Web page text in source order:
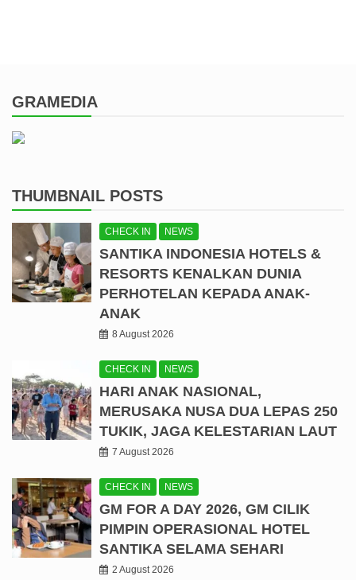
GRAMEDIA
THUMBNAIL POSTS
CHECK IN NEWS
SANTIKA INDONESIA HOTELS &
RESORTS KENALKAN DUNIA
PERHOTELAN KEPADA ANAK-
ANAK
8 August 2026
CHECK IN NEWS
HARI ANAK NASIONAL,
MERUSAKA NUSA DUA LEPAS 250
TUKIK, JAGA KELESTARIAN LAUT
7 August 2026
CHECK IN NEWS
GM FOR A DAY 2026, GM CILIK
PIMPIN OPERASIONAL HOTEL
SANTIKA SELAMA SEHARI
2 August 2026